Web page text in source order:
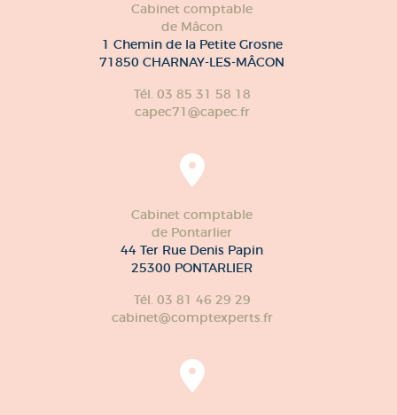
Cabinet comptable
de Mâcon
1 Chemin de la Petite Grosne
71850 CHARNAY-LES-MÂCON
Tél. 03 85 31 58 18
capec71@capec.fr
Cabinet comptable
de Pontarlier
44 Ter Rue Denis Papin
25300 PONTARLIER
Tél. 03 81 46 29 29
cabinet@comptexperts.fr